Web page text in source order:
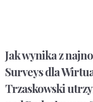
Jak wynika z
Surveys dla
Trzaskowski